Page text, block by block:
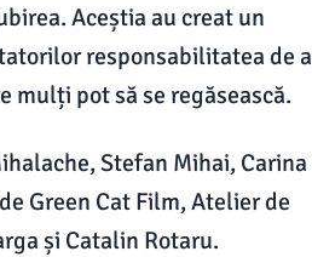
Aceștia au creat un
responsabilitatea de a
mulți pot să se regăsească.
Stefan Mihai, Carina
Green Cat Film, Atelier de
și Catalin Rotaru.